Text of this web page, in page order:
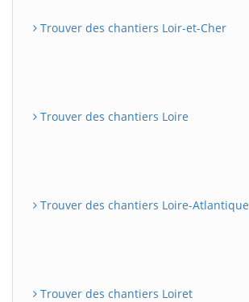
Trouver des chantiers Loir-et-Cher
Trouver des chantiers Loire
Trouver des chantiers Loire-Atlantique
Trouver des chantiers Loiret